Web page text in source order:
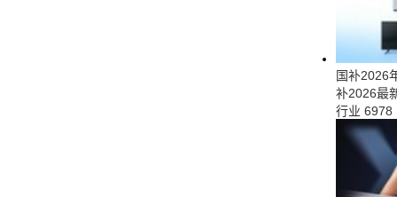
国补2026
补2026最
行业 6978